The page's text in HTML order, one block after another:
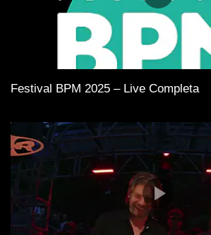
Festival BPM 2025 – Live Completa